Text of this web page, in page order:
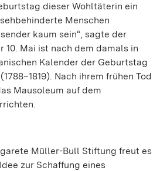
dieser Wohltäterin ein
Menschen
kaum sein“, sagte der
10. Mai ist nach dem damals in
Kalender der Geburtstag
Nach ihrem frühen Tod
Mausoleum auf dem
Müller-Bull Stiftung freut es
zur Schaffung eines